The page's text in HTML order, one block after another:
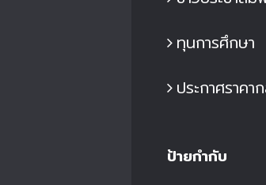
ทุนการศึกษา
ประกาศราคา
ป้ายกำกับ